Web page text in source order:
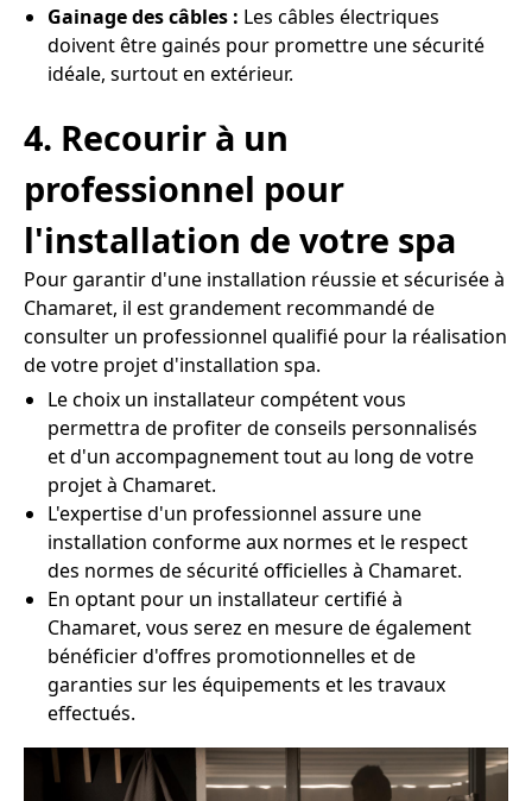
Gainage des câbles : Les câbles électriques
doivent être gainés pour promettre une sécurité
idéale, surtout en extérieur.
4. Recourir à un
professionnel pour
l'installation de votre spa
Pour garantir d'une installation réussie et sécurisée à
Chamaret, il est grandement recommandé de
consulter un professionnel qualifié pour la réalisation
de votre projet d'installation spa.
Le choix un installateur compétent vous
permettra de profiter de conseils personnalisés
et d'un accompagnement tout au long de votre
projet à Chamaret.
L'expertise d'un professionnel assure une
installation conforme aux normes et le respect
des normes de sécurité officielles à Chamaret.
En optant pour un installateur certifié à
Chamaret, vous serez en mesure de également
bénéficier d'offres promotionnelles et de
garanties sur les équipements et les travaux
effectués.